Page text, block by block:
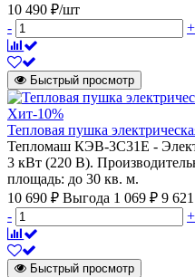
10 490 ₽/шт
-
+
Быстрый просмотр
Хит-10%
Тепловая пушка
Тепломаш КЭВ-3С31Е -
3 кВт (220 В).
площадь: до 30 кв. м.
10 690 ₽ Выгода 1 069 ₽ 9
-
+
Быстрый просмотр